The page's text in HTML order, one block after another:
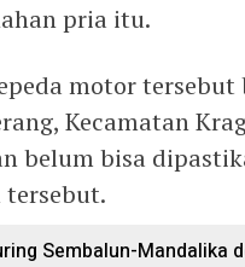
pria itu.
motor
Kecamatan
belum bisa
Sembalun-Mandalika